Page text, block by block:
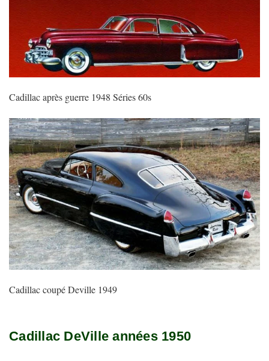
Cadillac après guerre 1948 Séries 60s
Cadillac coupé Deville 1949
Cadillac DeVille années 1950